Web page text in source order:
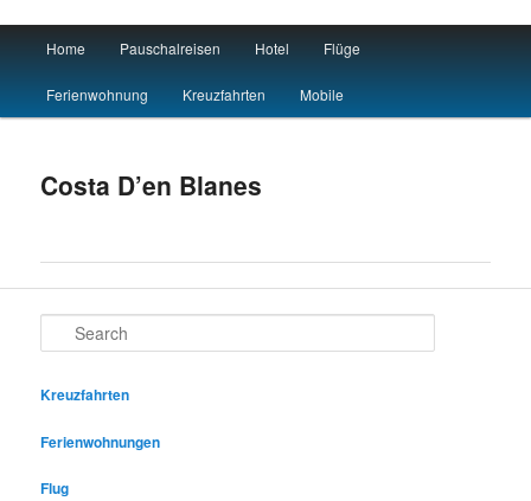
Reisen Hotel Flug
Skip to primary content
Skip to secondary content
Home Pauschalreisen Hotel Flüge
Ferienwohnung Kreuzfahrten Mobile
Costa D’en Blanes
Search
Kreuzfahrten
Ferienwohnungen
Flug